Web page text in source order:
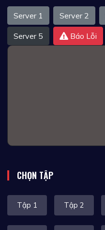
Server 1 Server 2
Server 5 Báo Lỗi
CHỌN TẬP
Tập 1 Tập 2